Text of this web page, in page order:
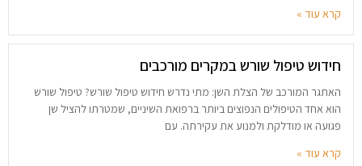
קרא עוד »
חידוש טיפול שורש במקרים מורכבים
האתגר המורכב של הצלת השן: מתי נדרש חידוש טיפול שורש? טיפול שורש
הוא אחד הטיפולים הנפוצים ביותר ברפואת השיניים, שמטרתו להציל שן
פגועה או מודלקת ולמנוע את עקירתה. עם
קרא עוד »